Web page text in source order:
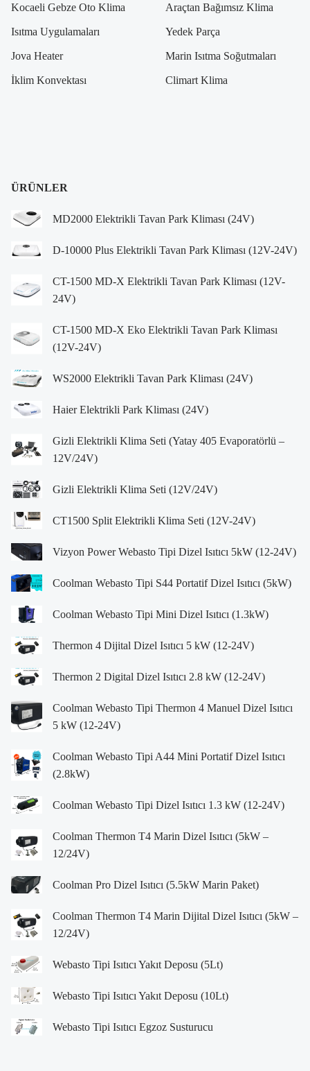
Kocaeli Gebze Oto Klima Araçtan Bağımsız Klima
Isıtma Uygulamaları Yedek Parça
Jova Heater Marin Isıtma Soğutmaları
İklim Konvektası Climart Klima
ÜRÜNLER
MD2000 Elektrikli Tavan Park Kliması (24V)
D-10000 Plus Elektrikli Tavan Park Kliması (12V-24V)
CT-1500 MD-X Elektrikli Tavan Park Kliması (12V-
24V)
CT-1500 MD-X Eko Elektrikli Tavan Park Kliması
(12V-24V)
WS2000 Elektrikli Tavan Park Kliması (24V)
Haier Elektrikli Park Kliması (24V)
Gizli Elektrikli Klima Seti (Yatay 405 Evaporatörlü –
12V/24V)
Gizli Elektrikli Klima Seti (12V/24V)
CT1500 Split Elektrikli Klima Seti (12V-24V)
Vizyon Power Webasto Tipi Dizel Isıtıcı 5kW (12-24V)
Coolman Webasto Tipi S44 Portatif Dizel Isıtıcı (5kW)
Coolman Webasto Tipi Mini Dizel Isıtıcı (1.3kW)
Thermon 4 Dijital Dizel Isıtıcı 5 kW (12-24V)
Thermon 2 Digital Dizel Isıtıcı 2.8 kW (12-24V)
Coolman Webasto Tipi Thermon 4 Manuel Dizel Isıtıcı
5 kW (12-24V)
Coolman Webasto Tipi A44 Mini Portatif Dizel Isıtıcı
(2.8kW)
Coolman Webasto Tipi Dizel Isıtıcı 1.3 kW (12-24V)
Coolman Thermon T4 Marin Dizel Isıtıcı (5kW –
12/24V)
Coolman Pro Dizel Isıtıcı (5.5kW Marin Paket)
Coolman Thermon T4 Marin Dijital Dizel Isıtıcı (5kW –
12/24V)
Webasto Tipi Isıtıcı Yakıt Deposu (5Lt)
Webasto Tipi Isıtıcı Yakıt Deposu (10Lt)
Webasto Tipi Isıtıcı Egzoz Susturucu